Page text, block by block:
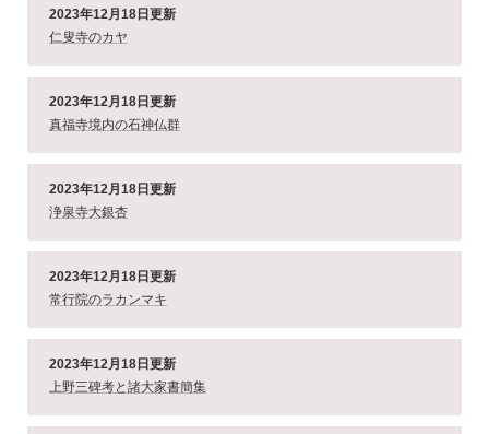
2023年12月18日更新
仁叟寺のカヤ
2023年12月18日更新
真福寺境内の石神仏群
2023年12月18日更新
浄泉寺大銀杏
2023年12月18日更新
常行院のラカンマキ
2023年12月18日更新
上野三碑考と諸大家書簡集